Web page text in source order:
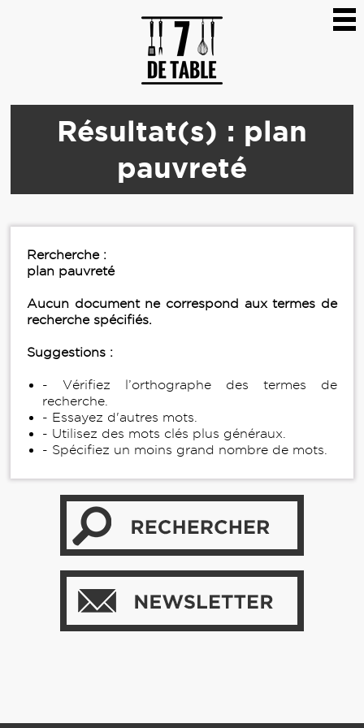
Résultat(s) : plan
pauvreté
Rercherche :
plan pauvreté
Aucun document ne correspond aux termes de
recherche spécifiés.
Suggestions :
- Vérifiez l’orthographe des termes de
recherche.
- Essayez d'autres mots.
- Utilisez des mots clés plus généraux.
- Spécifiez un moins grand nombre de mots.